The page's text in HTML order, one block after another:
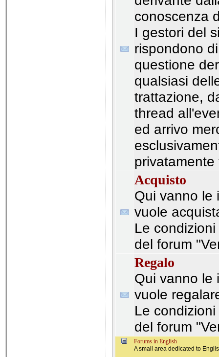
conoscenza
I gestori del
rispondono
questione
qualsiasi
trattazione,
thread
ed arrivo
Acquisto
Qui vanno le
vuole
Le
del forum
Regalo
Qui vanno le
vuole
Le
del forum
Forums in English
A small area dedicated to